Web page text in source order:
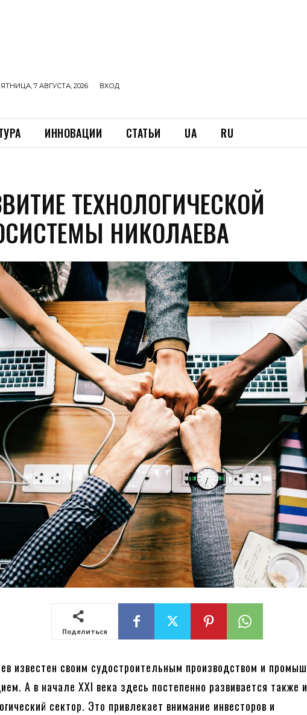
7 АВГУСТА, 2026 ВХОД
ИННОВАЦИИ СТАТЬИ UA RU
ТЕХНОЛОГИЧЕСКОЙ
НИКОЛАЕВА
Поделиться
известен своим судостроительным производством и
А в начале XXI века здесь постепенно развивается также и
сектор. Это привлекает внимание инвесторов и